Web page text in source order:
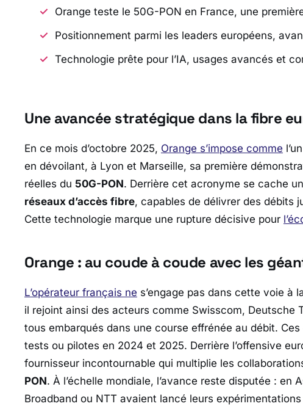
Orange teste le 50G-PON en France, une
Positionnement parmi les leaders européens,
Technologie prête pour l’IA, usages avancés et
Une avancée stratégique dans la fibre
En ce mois d’octobre 2025, Orange s’impose comme
en dévoilant, à Lyon et Marseille, sa première
réelles du 50G-PON. Derrière cet acronyme se cache
réseaux d’accès fibre, capables de délivrer des débits
Cette technologie marque une rupture décisive pour
Orange : au coude à coude avec les
L’opérateur français ne s’engage pas dans cette voie à
il rejoint ainsi des acteurs comme Swisscom, Deutsche
tous embarqués dans une course effrénée au débit.
tests ou pilotes en 2024 et 2025. Derrière l’offensive
fournisseur incontournable qui multiplie les
PON. À l’échelle mondiale, l’avance reste disputée : en
Broadband ou NTT avaient lancé leurs